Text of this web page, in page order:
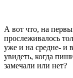
А вот что, на
прослеживалось
уже и на средне- и
увидеть, когда
замечали или нет?